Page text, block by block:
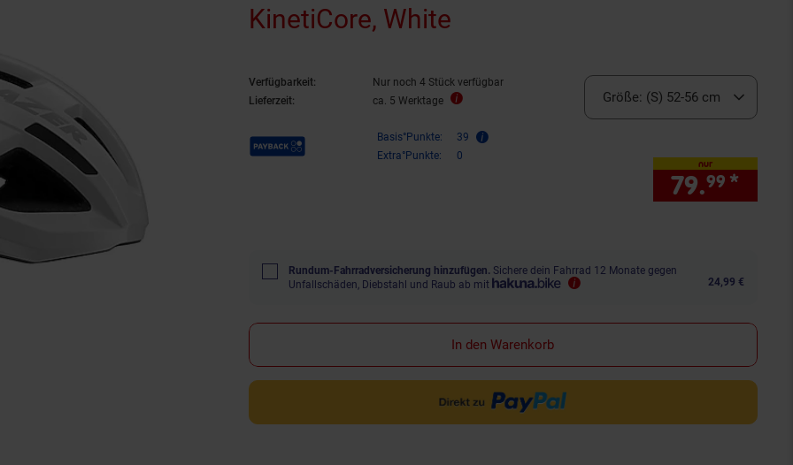
KinetiCore, White
Verfügbarkeit:
Nur noch 4 Stück verfügbar
Lieferzeit:
ca. 5 Werktage
Payback Punkte Basis°Punkte:
39
Extra°Punkte:
0
Größe: (S) 52-56 cm
nur
79.99 *
Rundum-Fahrradversicherung hinzufügen. Sichere dein Fahrrad 12 Monate gegen
Unfallschäden, Diebstahl und Raub ab mit
24,99 €
In den Warenkorb